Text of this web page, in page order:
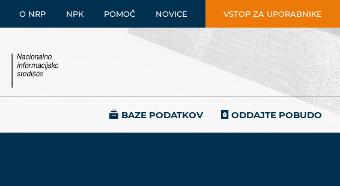
O NRP NPK POMOČ NOVICE VSTOP ZA UPORABNIKE
BAZE PODATKOV ODDAJTE POBUDO